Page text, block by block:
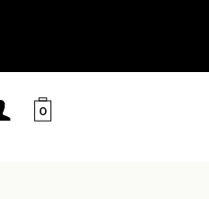
0